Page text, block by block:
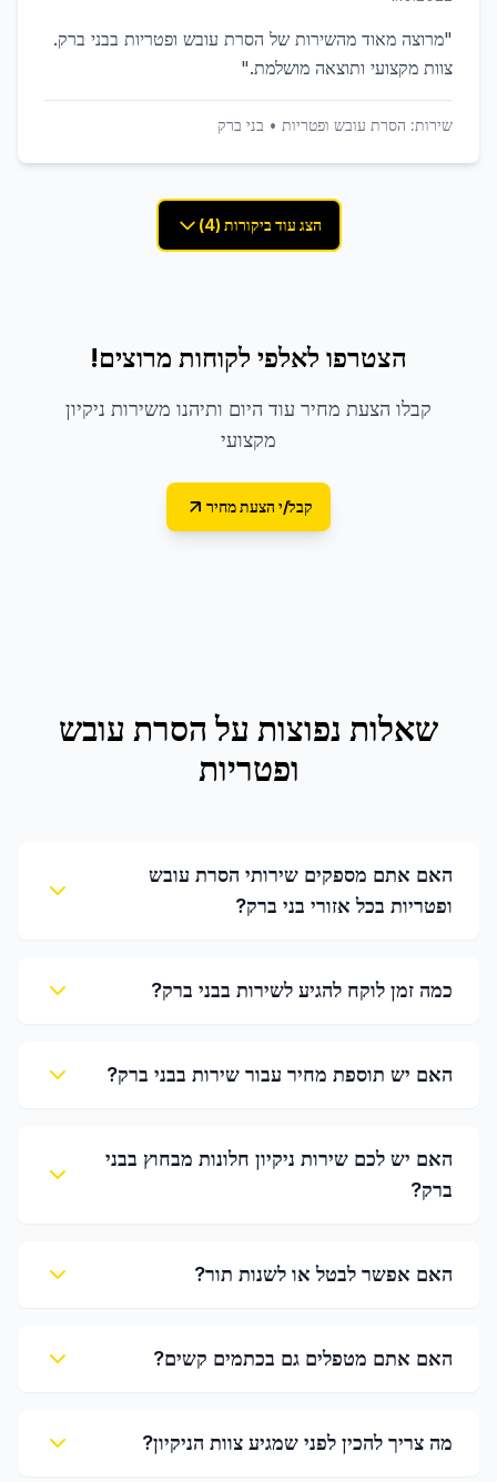
"מרוצה מאוד מהשירות של הסרת עובש ופטריות בבני ברק.
צוות מקצועי ותוצאה מושלמת."
שירות: הסרת עובש ופטריות • בני ברק
הצג עוד ביקורות (4)
הצטרפו לאלפי לקוחות מרוצים!
קבלו הצעת מחיר עוד היום ותיהנו משירות ניקיון
מקצועי
קבל/י הצעת מחיר
שאלות נפוצות עלהסרת עובש
ופטריות
האם אתם מספקים שירותי הסרת עובש
ופטריות בכל אזורי בני ברק?
כמה זמן לוקח להגיע לשירות בבני ברק?
האם יש תוספת מחיר עבור שירות בבני ברק?
האם יש לכם שירות ניקיון חלונות מבחוץ בבני
ברק?
האם אפשר לבטל או לשנות תור?
האם אתם מטפלים גם בכתמים קשים?
מה צריך להכין לפני שמגיע צוות הניקיון?